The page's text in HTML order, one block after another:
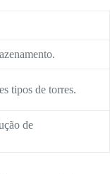
tipos de torres.
de